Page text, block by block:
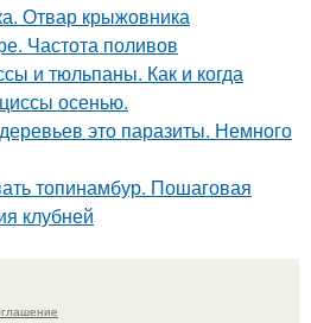
Отвар крыжовника
Частота поливов
и тюльпаны. Как и когда
осенью.
это паразиты. Немного
топинамбур. Пошаговая
клубней